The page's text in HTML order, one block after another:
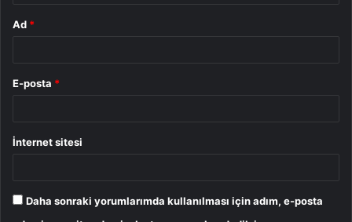
Ad *
E-posta *
İnternet sitesi
Daha sonraki yorumlarımda kullanılması için adım, e-posta